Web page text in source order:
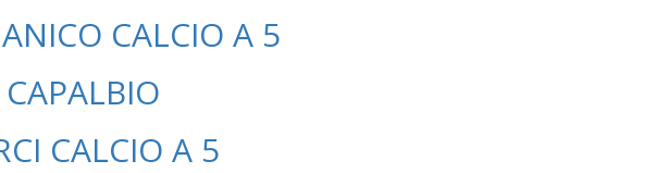
CALCIO A 5
CALCIO A 5